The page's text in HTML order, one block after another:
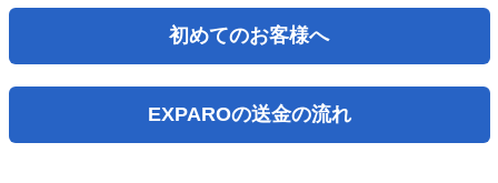
初めてのお客様へ
EXPAROの送金の流れ